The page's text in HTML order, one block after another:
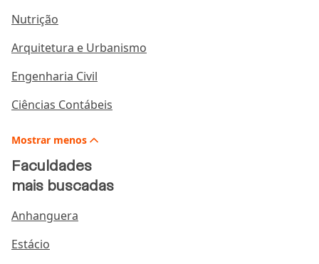
Nutrição
Arquitetura e Urbanismo
Engenharia Civil
Ciências Contábeis
Mostrar menos
Faculdades
mais buscadas
Anhanguera
Estácio